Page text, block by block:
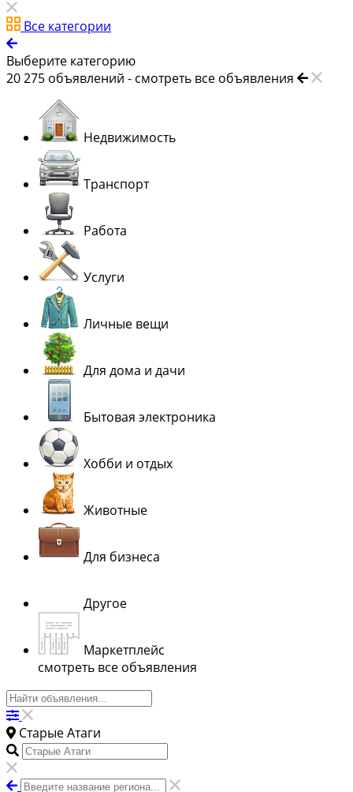
Все категории
Выберите категорию
20 275 объявлений - смотреть все объявления
Недвижимость
Транспорт
Работа
Услуги
Личные вещи
Для дома и дачи
Бытовая электроника
Хобби и отдых
Животные
Для бизнеса
Другое
Маркетплейс
смотреть все объявления
Старые Атаги